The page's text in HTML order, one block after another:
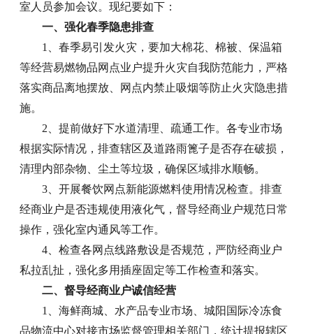
室人员参加会议。现纪要如下：
一、强化春季隐患排查
1、春季易引发火灾，要加大棉花、棉被、保温箱
等经营易燃物品网点业户提升火灾自我防范能力，严格
落实商品离地摆放、网点内禁止吸烟等防止火灾隐患措
施。
2、提前做好下水道清理、疏通工作。各专业市场
根据实际情况，排查辖区及道路雨篦子是否存在破损，
清理内部杂物、尘土等垃圾，确保区域排水顺畅。
3、开展餐饮网点新能源燃料使用情况检查。排查
经商业户是否违规使用液化气，督导经商业户规范日常
操作，强化室内通风等工作。
4、检查各网点线路敷设是否规范，严防经商业户
私拉乱扯，强化多用插座固定等工作检查和落实。
二、督导经商业户诚信经营
1、海鲜商城、水产品专业市场、城阳国际冷冻食
品物流中心对接市场监督管理相关部门，统计提报辖区